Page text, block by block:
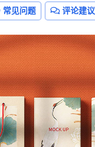
常见问题 评论建议